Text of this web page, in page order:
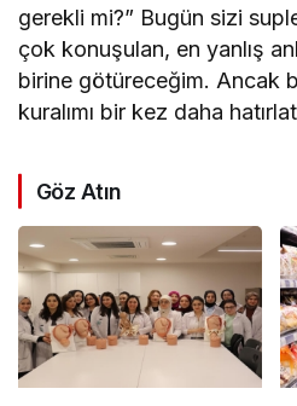
gerekli mi?” Bugün sizi
çok konuşulan, en yanlış
birine götüreceğim. Ancak
kuralımı bir kez daha
Göz Atın